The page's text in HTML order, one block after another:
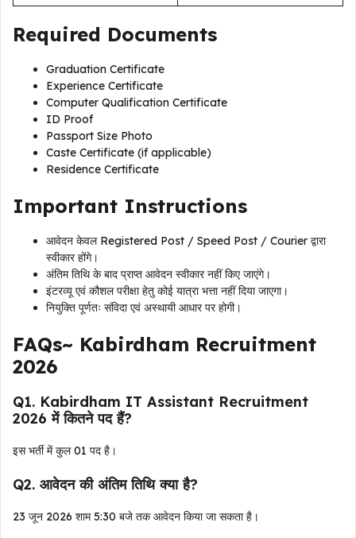
Required Documents
Graduation Certificate
Experience Certificate
Computer Qualification Certificate
ID Proof
Passport Size Photo
Caste Certificate (if applicable)
Residence Certificate
Important Instructions
आवेदन केवल Registered Post / Speed Post / Courier द्वारा
स्वीकार होंगे।
अंतिम तिथि के बाद प्राप्त आवेदन स्वीकार नहीं किए जाएंगे।
इंटरव्यू एवं कौशल परीक्षा हेतु कोई यात्रा भत्ता नहीं दिया जाएगा।
नियुक्ति पूर्णतः संविदा एवं अस्थायी आधार पर होगी।
FAQs~ Kabirdham Recruitment
2026
Q1. Kabirdham IT Assistant Recruitment
2026 में कितने पद हैं?
इस भर्ती में कुल 01 पद है।
Q2. आवेदन की अंतिम तिथि क्या है?
23 जून 2026 शाम 5:30 बजे तक आवेदन किया जा सकता है।